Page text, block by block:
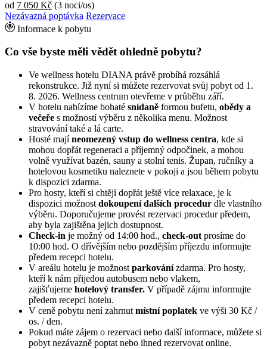
od 7 050 Kč (3 noci/os)
Nezávazná poptávka Rezervace
Informace k pobytu
Co vše byste měli vědět ohledně pobytu?
Ve wellness hotelu DIANA právě probíhá rozsáhlá
rekonstrukce. Již nyní si můžete rezervovat svůj pobyt od 1.
8. 2026. Wellness centrum otevřeme v průběhu září.
V hotelu nabízíme bohaté snídaně formou bufetu, obědy a
večeře s možností výběru z několika menu. Možnost
stravování také a lá carte.
Hosté majíneomezený vstup do wellness centra, kde si
mohou dopřát regeneraci a příjemný odpočinek, a mohou
volně využívat bazén, sauny a stolní tenis. Župan, ručníky a
hotelovou kosmetiku naleznete v pokoji a jsou během pobytu
k dispozici zdarma.
Pro hosty, kteří si chtějí dopřát ještě více relaxace, je k
dispozici možnost dokoupení dalších procedur dle vlastního
výběru. Doporučujeme provést rezervaci procedur předem,
aby byla zajištěna jejich dostupnost.
Check-in je možný od 14:00 hod., check-out prosíme do
10:00 hod. O dřívějším nebo pozdějším příjezdu informujte
předem recepci hotelu.
V areálu hotelu je možnost parkovánízdarma. Pro hosty,
kteří k nám přijedou autobusem nebo vlakem,
zajišťujeme hotelový transfer. V případě zájmu informujte
předem recepci hotelu.
V ceně pobytu není zahrnut místní poplatek ve výši 30 Kč /
os. / den.
Pokud máte zájem o rezervaci nebo další informace, můžete si
pobyt nezávazně poptat nebo ihned rezervovat online.